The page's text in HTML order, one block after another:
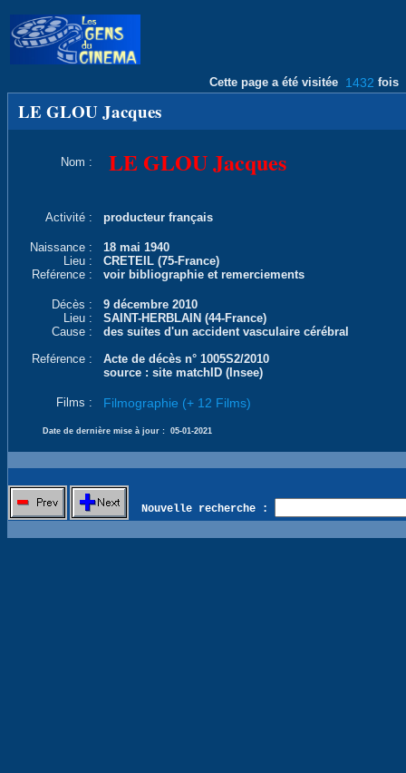
Cette page a été visitée 1432 fois
LE GLOU Jacques
Nom : LE GLOU Jacques
Activité : producteur français
Naissance :
18 mai 1940
Lieu :
CRETEIL (75-France)
Reférence :
voir bibliographie et remerciements
Décès :
9 décembre 2010
Lieu :
SAINT-HERBLAIN (44-France)
Cause :
des suites d'un accident vasculaire cérébral
Reférence :
Acte de décès n° 1005S2/2010
source : site matchID (Insee)
Films : Filmographie (+ 12 Films)
Date de dernière mise à jour : 05-01-2021
Nouvelle recherche :